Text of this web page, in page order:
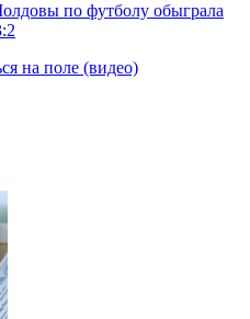
по футболу обыграла
на поле (видео)